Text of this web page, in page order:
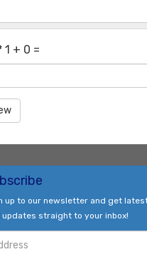
1 + 0 =
up to our newsletter and get
updates straight to your inbox!